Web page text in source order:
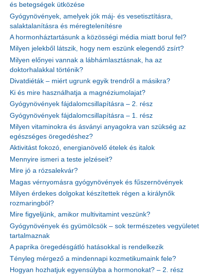
és betegségek ütközése
Gyógynövények, amelyek jók máj- és vesetisztításra,
salaktalanításra és méregtelenítésre
A hormonháztartásunk a közösségi média miatt borul fel?
Milyen jelekből látszik, hogy nem eszünk elegendő zsírt?
Milyen előnyei vannak a lábhámlasztásnak, ha az
doktorhalakkal történik?
Divatdiéták – miért ugrunk egyik trendről a másikra?
Ki és mire használhatja a magnéziumolajat?
Gyógynövények fájdalomcsillapításra – 2. rész
Gyógynövények fájdalomcsillapításra – 1. rész
Milyen vitaminokra és ásványi anyagokra van szükség az
egészséges öregedéshez?
Aktivitást fokozó, energianövelő ételek és italok
Mennyire ismeri a teste jelzéseit?
Mire jó a rózsalekvár?
Magas vérnyomásra gyógynövények és fűszernövények
Milyen érdekes dolgokat készítettek régen a királynők
rozmaringból?
Mire figyeljünk, amikor multivitamint veszünk?
Gyógynövények és gyümölcsök – sok természetes vegyületet
tartalmaznak
A paprika öregedésgátló hatásokkal is rendelkezik
Tényleg mérgező a mindennapi kozmetikumaink fele?
Hogyan hozhatjuk egyensúlyba a hormonokat? – 2. rész